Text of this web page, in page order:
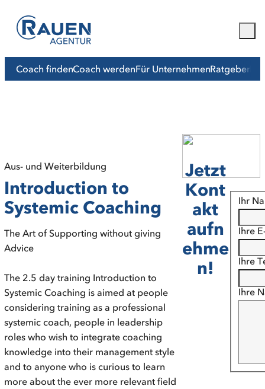
Coach findenCoach werdenFür UnternehmenRatgeber
Aus- und Weiterbildung
Introduction to
Systemic Coaching
The Art of Supporting without giving
Advice
The 2.5 day training Introduction to
Systemic Coaching is aimed at people
considering training as a professional
systemic coach, people in leadership
roles who wish to integrate coaching
knowledge into their management style
and to anyone who is curious to learn
more about the ever more relevant field
Jetzt
Kont
akt
aufn
ehme
n!
Ihr
Ihre
Ihre
Ihre